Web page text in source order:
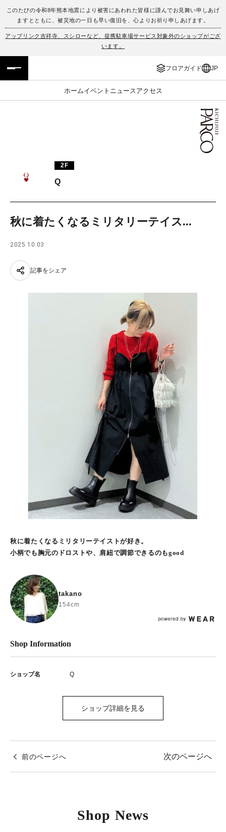
このたびの令和8年熊本地震により被害にあわれた皆様に謹んでお見舞い申しあげ
ますとともに、被災地の一日も早い復旧を、心よりお祈り申しあげます。
アップリンク吉祥寺、スシローなど、提携駐車場サービス対象外のショップがござ
います。
フロアガイド JP
ホームイベント ニュース アクセス
フロアガイド
イベント・ポップアップ
ニュース
PARCOメンバーズ
ENGLISH
簡体字
한국어
2F
Q
秋に着たくなるミリタリーテイス...
2025.10.03
記事をシェア
秋に着たくなるミリタリーテイストが好き。
小柄でも胸元のドロストや、肩紐で調節できるのもgood
takano
154cm
Shop Information
ショップ名 Q
ショップ詳細を見る
前のページへ 次のページへ
Shop News